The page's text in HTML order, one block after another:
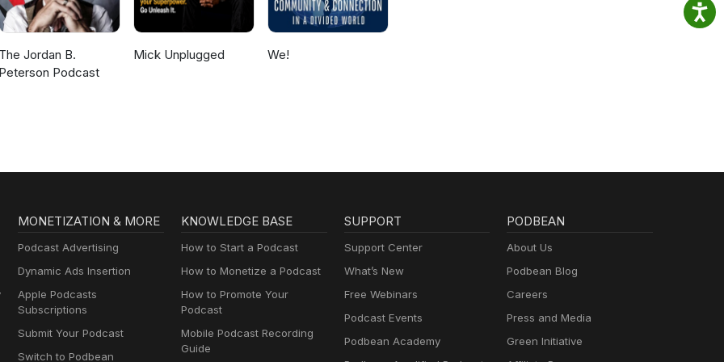
in onderwijsrecht en hoogbegaafdheid. Wil je meer
https://tinyurl.com/3wzbuffn Je kunt je daar ook opgeven voor
onderwijsrecht op https://tinyurl.com/28vjefh7 Wil je mijn boek
vanzelf' bestellen? Dat kan via: https://tinyurl.com/ycxrsm8k Of de
The Jordan B.
Peterson Podcast
Mick Unplugged We!
MONETIZATION & MORE
Podcast Advertising
Dynamic Ads Insertion
Apple Podcasts
Subscriptions
Submit Your Podcast
Switch to Podbean
KNOWLEDGE BASE
How to Start a Podcast
How to Monetize a Podcast
How to Promote Your
Podcast
Mobile Podcast Recording
Guide
SUPPORT
Support Center
What’s New
Free Webinars
Podcast Events
Podbean Academy
PODBEAN
About Us
Podbean Blog
Careers
Press and Media
Green Initiative